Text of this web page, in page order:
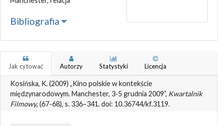
Bibliografia
Jak cytować Autorzy Statystyki Licencja
Kosińska, K. (2009) „Kino polskie w kontekście
międzynarodowym. Manchester, 3-5 grudnia 2009”, Kwartalnik
Filmowy, (67-68), s. 336–341. doi: 10.36744/kf.3119.